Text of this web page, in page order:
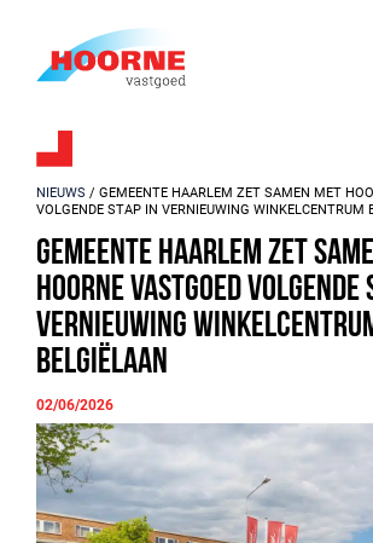
NIEUWS / GEMEENTE HAARLEM ZET SAMEN MET
VOLGENDE STAP IN VERNIEUWING WINKELCENTRUM
Gemeente Haarlem zet
Hoorne Vastgoed volgende
vernieuwing
Belgiëlaan
02/06/2026